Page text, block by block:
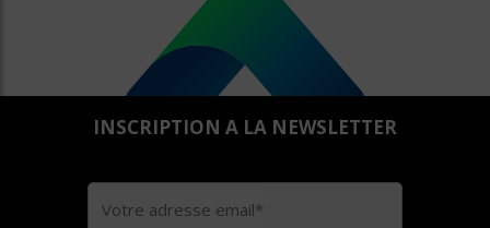
INSCRIPTION A LA NEWSLETTER